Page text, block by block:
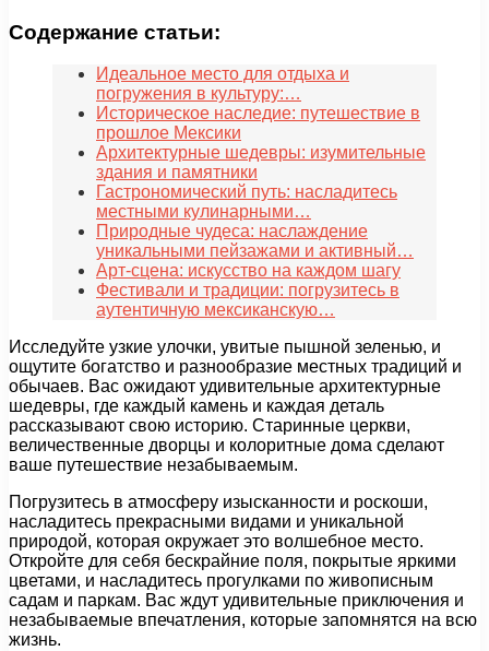
Содержание статьи:
Идеальное место для отдыха и
погружения в культуру:…
Историческое наследие: путешествие в
прошлое Мексики
Архитектурные шедевры: изумительные
здания и памятники
Гастрономический путь: насладитесь
местными кулинарными…
Природные чудеса: наслаждение
уникальными пейзажами и активный…
Арт-сцена: искусство на каждом шагу
Фестивали и традиции: погрузитесь в
аутентичную мексиканскую…
Исследуйте узкие улочки, увитые пышной зеленью, и
ощутите богатство и разнообразие местных традиций и
обычаев. Вас ожидают удивительные архитектурные
шедевры, где каждый камень и каждая деталь
рассказывают свою историю. Старинные церкви,
величественные дворцы и колоритные дома сделают
ваше путешествие незабываемым.
Погрузитесь в атмосферу изысканности и роскоши,
насладитесь прекрасными видами и уникальной
природой, которая окружает это волшебное место.
Откройте для себя бескрайние поля, покрытые яркими
цветами, и насладитесь прогулками по живописным
садам и паркам. Вас ждут удивительные приключения и
незабываемые впечатления, которые запомнятся на всю
жизнь.